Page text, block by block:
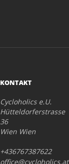
KONTAKT
Cycloholics e.U.
Hütteldorferstrasse
36
Wien Wien
+436767387622
office@cycloholics.at